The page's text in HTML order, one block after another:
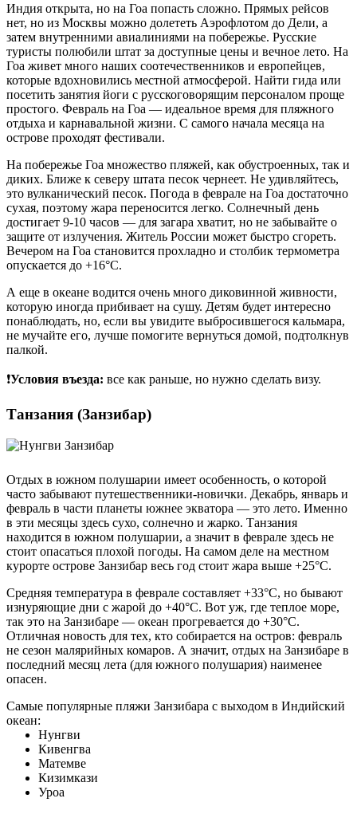
Индия открыта, но на Гоа попасть сложно. Прямых рейсов
нет, но из Москвы можно долететь Аэрофлотом до Дели, а
затем внутренними авиалиниями на побережье. Русские
туристы полюбили штат за доступные цены и вечное лето. На
Гоа живет много наших соотечественников и европейцев,
которые вдохновились местной атмосферой. Найти гида или
посетить занятия йоги с русскоговорящим персоналом проще
простого. Февраль на Гоа — идеальное время для пляжного
отдыха и карнавальной жизни. С самого начала месяца на
острове проходят фестивали.
На побережье Гоа множество пляжей, как обустроенных, так и
диких. Ближе к северу штата песок чернеет. Не удивляйтесь,
это вулканический песок. Погода в феврале на Гоа достаточно
сухая, поэтому жара переносится легко. Солнечный день
достигает 9-10 часов — для загара хватит, но не забывайте о
защите от излучения. Житель России может быстро сгореть.
Вечером на Гоа становится прохладно и столбик термометра
опускается до +16°C.
А еще в океане водится очень много диковинной живности,
которую иногда прибивает на сушу. Детям будет интересно
понаблюдать, но, если вы увидите выбросившегося кальмара,
не мучайте его, лучше помогите вернуться домой, подтолкнув
палкой.
❗Условия въезда: все как раньше, но нужно сделать визу.
Танзания (Занзибар)
Отдых в южном полушарии имеет особенность, о которой
часто забывают путешественники-новички. Декабрь, январь и
февраль в части планеты южнее экватора — это лето. Именно
в эти месяцы здесь сухо, солнечно и жарко. Танзания
находится в южном полушарии, а значит в феврале здесь не
стоит опасаться плохой погоды. На самом деле на местном
курорте острове Занзибар весь год стоит жара выше +25°C.
Средняя температура в феврале составляет +33°C, но бывают
изнуряющие дни с жарой до +40°C. Вот уж, где теплое море,
так это на Занзибаре — океан прогревается до +30°C.
Отличная новость для тех, кто собирается на остров: февраль
не сезон малярийных комаров. А значит, отдых на Занзибаре в
последний месяц лета (для южного полушария) наименее
опасен.
Самые популярные пляжи Занзибара с выходом в Индийский
океан:
Нунгви
Кивенгва
Матемве
Кизимкази
Уроа